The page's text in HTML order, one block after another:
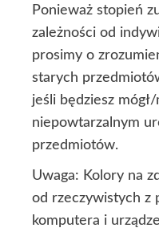
Ponieważ stopień
zależności od
prosimy o
starych
jeśli będziesz
niepowtarzalnym
przedmiotów.
Uwaga: Kolory na
od rzeczywistych z
komputera i